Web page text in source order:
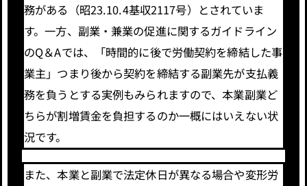
務がある（昭23.10.4基収2117号）とされていま
す。一方、副業・兼業の促進に関するガイドライン
のQ＆Aでは、「時間的に後で労働契約を締結した事
業主」つまり後から契約を締結する副業先が支払義
務を負うとする実例もみられますので、本業副業ど
ちらが割増賃金を負担するのか一概にはいえない状
況です。
また、本業と副業で法定休日が異なる場合や変形労